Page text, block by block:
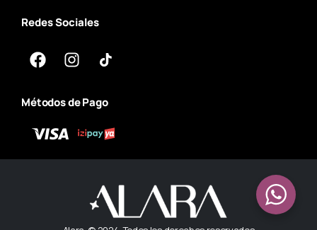
Redes Sociales
Métodos de Pago